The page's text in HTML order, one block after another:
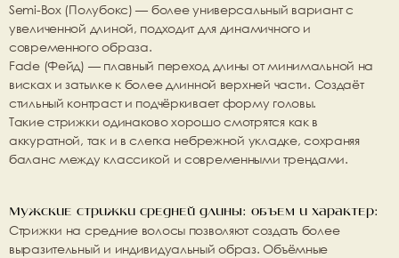
Semi-Box (Полубокс) — более универсальный вариант с
увеличенной длиной, подходит для динамичного и
современного образа.
Fade (Фейд) — плавный переход длины от минимальной на
висках и затылке к более длинной верхней части. Создаёт
стильный контраст и подчёркивает форму головы.
Такие стрижки одинаково хорошо смотрятся как в
аккуратной, так и в слегка небрежной укладке, сохраняя
баланс между классикой и современными трендами.
Мужские стрижки средней длины: объем и характер:
Стрижки на средние волосы позволяют создать более
выразительный и индивидуальный образ. Объёмные